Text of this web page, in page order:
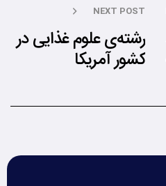
NEXT POST
رشته‌ی علوم غذایی در
کشور آمریکا